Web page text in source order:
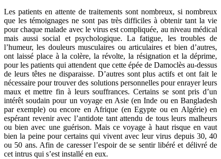
Les patients en attente de traitements sont nombreux, si nombreux
que les témoignages ne sont pas très difficiles à obtenir tant la vie
pour chaque malade avec le virus est compliquée, au niveau médical
mais aussi social et psychologique. La fatigue, les troubles de
l’humeur, les douleurs musculaires ou articulaires et bien d’autres,
ont laissé place à la colère, la révolte, la résignation et la déprime,
pour les patients qui attendent que cette épée de Damoclès au-dessus
de leurs têtes ne disparaisse. D’autres sont plus actifs et ont fait le
nécessaire pour trouver des solutions personnelles pour enrayer leurs
maux et mettre fin à leurs souffrances. Certains se sont pris d’un
intérêt soudain pour un voyage en Asie (en Inde ou en Bangladesh
par exemple) ou encore en Afrique (en Egypte ou en Algérie) en
espérant revenir avec l’antidote tant attendu de tous leurs malheurs
ou bien avec une guérison. Mais ce voyage à haut risque en vaut
bien la peine pour certains qui vivent avec leur virus depuis 30, 40
ou 50 ans. Afin de caresser l’espoir de se sentir libéré et délivré de
cet intrus qui s’est installé en eux.